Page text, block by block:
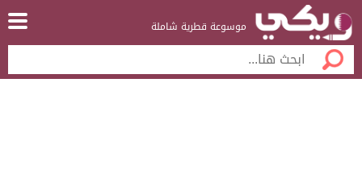
موسوعة قطرية شاملة